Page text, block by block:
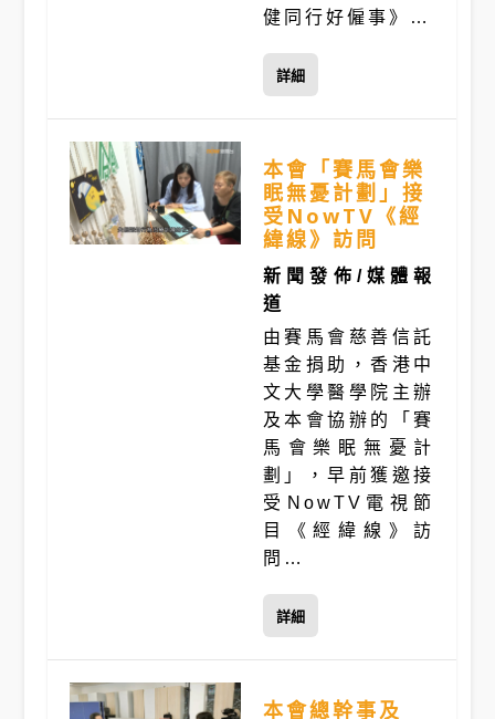
健同行好僱事》…
詳細
本會「賽馬會樂
眠無憂計劃」接
受NowTV《經
緯線》訪問
新聞發佈/媒體報
道
由賽馬會慈善信託
基金捐助，香港中
文大學醫學院主辦
及本會協辦的「賽
馬會樂眠無憂計
劃」，早前獲邀接
受NowTV電視節
目《經緯線》訪
問…
詳細
本會總幹事及